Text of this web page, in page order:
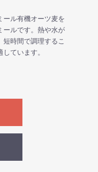
ール有機オーツ麦を
ールです。熱や水が
時間で調理するこ
ています。